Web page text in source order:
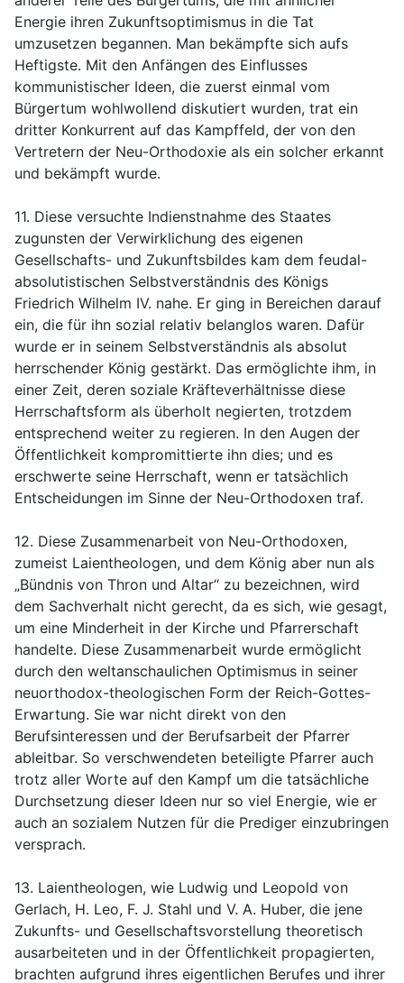
Energie ihren Zukunftsoptimismus in die Tat
umzusetzen begannen. Man bekämpfte sich aufs
Heftigste. Mit den Anfängen des Einflusses
kommunistischer Ideen, die zuerst einmal vom
Bürgertum wohlwollend diskutiert wurden, trat ein
dritter Konkurrent auf das Kampffeld, der von den
Vertretern der Neu-Orthodoxie als ein solcher erkannt
und bekämpft wurde.
11. Diese versuchte Indienstnahme des Staates
zugunsten der Verwirklichung des eigenen
Gesellschafts- und Zukunftsbildes kam dem feudal-
absolutistischen Selbstverständnis des Königs
Friedrich Wilhelm IV. nahe. Er ging in Bereichen darauf
ein, die für ihn sozial relativ belanglos waren. Dafür
wurde er in seinem Selbstverständnis als absolut
herrschender König gestärkt. Das ermöglichte ihm, in
einer Zeit, deren soziale Kräfteverhältnisse diese
Herrschaftsform als überholt negierten, trotzdem
entsprechend weiter zu regieren. In den Augen der
Öffentlichkeit kompromittierte ihn dies; und es
erschwerte seine Herrschaft, wenn er tatsächlich
Entscheidungen im Sinne der Neu-Orthodoxen traf.
12. Diese Zusammenarbeit von Neu-Orthodoxen,
zumeist Laientheologen, und dem König aber nun als
„Bündnis von Thron und Altar“ zu bezeichnen, wird
dem Sachverhalt nicht gerecht, da es sich, wie gesagt,
um eine Minderheit in der Kirche und Pfarrerschaft
handelte. Diese Zusammenarbeit wurde ermöglicht
durch den weltanschaulichen Optimismus in seiner
neuorthodox-theologischen Form der Reich-Gottes-
Erwartung. Sie war nicht direkt von den
Berufsinteressen und der Berufsarbeit der Pfarrer
ableitbar. So verschwendeten beteiligte Pfarrer auch
trotz aller Worte auf den Kampf um die tatsächliche
Durchsetzung dieser Ideen nur so viel Energie, wie er
auch an sozialem Nutzen für die Prediger einzubringen
versprach.
13. Laientheologen, wie Ludwig und Leopold von
Gerlach, H. Leo, F. J. Stahl und V. A. Huber, die jene
Zukunfts- und Gesellschaftsvorstellung theoretisch
ausarbeiteten und in der Öffentlichkeit propagierten,
brachten aufgrund ihres eigentlichen Berufes und ihrer